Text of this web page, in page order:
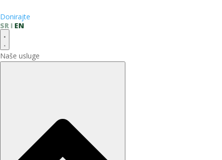
Donirajte
SR
EN
Naše usluge